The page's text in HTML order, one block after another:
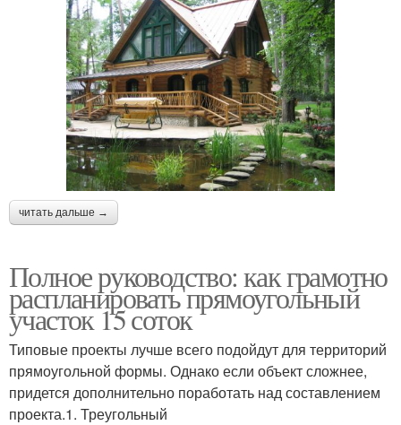
читать дальше →
Полное руководство: как грамотно
распланировать прямоугольный
участок 15 соток
Типовые проекты лучше всего подойдут для территорий
прямоугольной формы. Однако если объект сложнее,
придется дополнительно поработать над составлением
проекта.1. Треугольный